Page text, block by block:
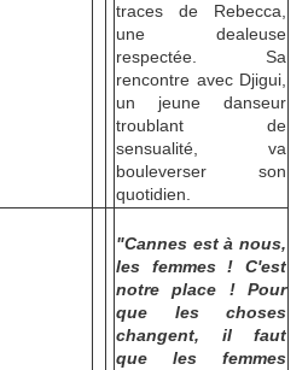
traces de Rebecca,
une dealeuse
respectée. Sa
rencontre avec Djigui,
un jeune danseur
troublant de
sensualité, va
bouleverser son
quotidien.
"Cannes est à nous,
les femmes ! C'est
notre place ! Pour
que les choses
changent, il faut
que les femmes